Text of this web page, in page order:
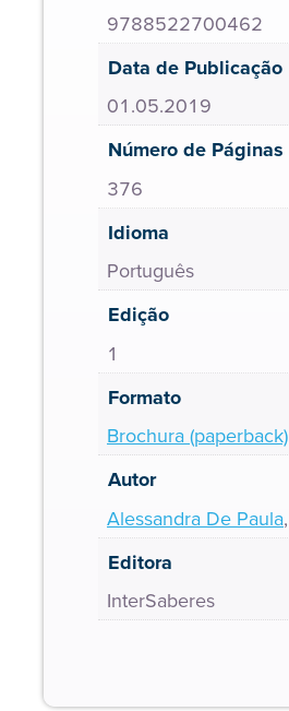
9788522700462
Data de Publicação
01.05.2019
Número de Páginas
376
Idioma
Português
Edição
1
Formato
Brochura (paperback)
Autor
Alessandra De Paula,
Editora
InterSaberes